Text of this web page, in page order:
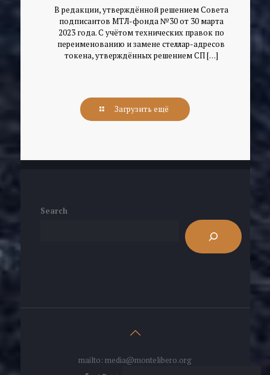
В редакции, утверждённой решением Совета
подписантов МТЛ-фонда №30 от 30 марта
2023 года. С учётом технических правок по
переименованию и замене стеллар-адресов
токена, утверждённых решением СП[…]
Загрузить ещё
Search
mailto: media@montelibero.org